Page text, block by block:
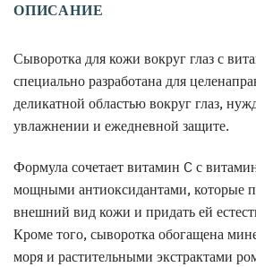
ОПИСАНИЕ
Сыворотка для кожи вокруг глаз с
специально разработана для
деликатной областью вокруг глаз,
увлажнении и ежедневной защите.
Формула сочетает витамин C с
мощными антиоксидантами, которые
внешний вид кожи и придать ей
Кроме того, сыворотка обогащена
моря и растительными экстрактами